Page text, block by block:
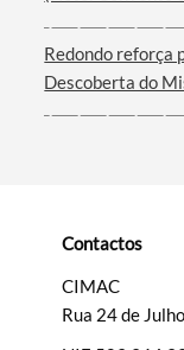
Redondo reforça
Descoberta do
Contactos
CIMAC
Rua 24 de